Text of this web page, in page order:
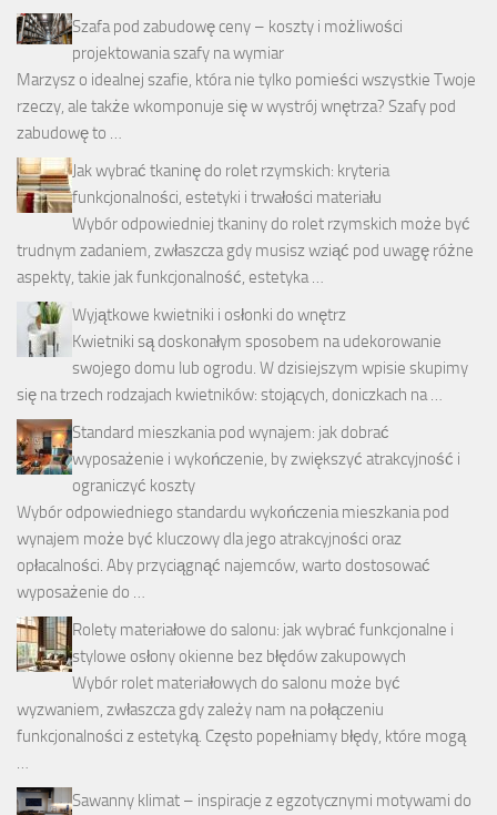
Szafa pod zabudowę ceny – koszty i możliwości
projektowania szafy na wymiar
Marzysz o idealnej szafie, która nie tylko pomieści wszystkie Twoje
rzeczy, ale także wkomponuje się w wystrój wnętrza? Szafy pod
zabudowę to …
Jak wybrać tkaninę do rolet rzymskich: kryteria
funkcjonalności, estetyki i trwałości materiału
Wybór odpowiedniej tkaniny do rolet rzymskich może być
trudnym zadaniem, zwłaszcza gdy musisz wziąć pod uwagę różne
aspekty, takie jak funkcjonalność, estetyka …
Wyjątkowe kwietniki i osłonki do wnętrz
Kwietniki są doskonałym sposobem na udekorowanie
swojego domu lub ogrodu. W dzisiejszym wpisie skupimy
się na trzech rodzajach kwietników: stojących, doniczkach na …
Standard mieszkania pod wynajem: jak dobrać
wyposażenie i wykończenie, by zwiększyć atrakcyjność i
ograniczyć koszty
Wybór odpowiedniego standardu wykończenia mieszkania pod
wynajem może być kluczowy dla jego atrakcyjności oraz
opłacalności. Aby przyciągnąć najemców, warto dostosować
wyposażenie do …
Rolety materiałowe do salonu: jak wybrać funkcjonalne i
stylowe osłony okienne bez błędów zakupowych
Wybór rolet materiałowych do salonu może być
wyzwaniem, zwłaszcza gdy zależy nam na połączeniu
funkcjonalności z estetyką. Często popełniamy błędy, które mogą
Sawanny klimat – inspiracje z egzotycznymi motywami do